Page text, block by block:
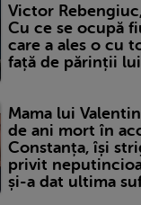
Victor
Cu ce se ocupă
care a ales o cu
față de părinții lui
Mama lui
de ani mort în
Constanța, își
privit
și-a dat ultima